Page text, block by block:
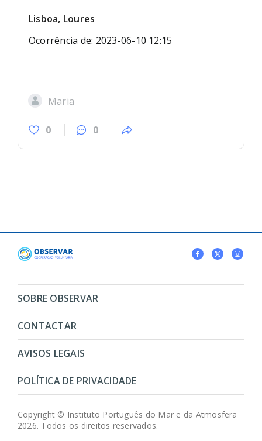
Lisboa, Loures
Ocorrência de: 2023-06-10 12:15
Maria
0 0
SOBRE OBSERVAR
CONTACTAR
AVISOS LEGAIS
POLÍTICA DE PRIVACIDADE
Copyright © Instituto Português do Mar e da Atmosfera
2026. Todos os direitos reservados.